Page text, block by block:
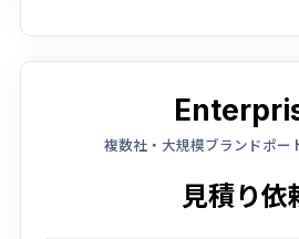
複数社・大規模ブランドポー
見積り依